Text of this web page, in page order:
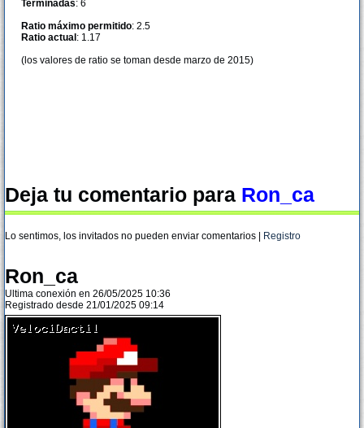
Terminadas: 6
Ratio máximo permitido: 2.5
Ratio actual : 1.17
(los valores de ratio se toman desde marzo de 2015)
Deja tu comentario para Ron_ca
Lo sentimos, los invitados no pueden enviar comentarios | Registro
Ron_ca
Ultima conexión en 26/05/2025 10:36
Registrado desde 21/01/2025 09:14